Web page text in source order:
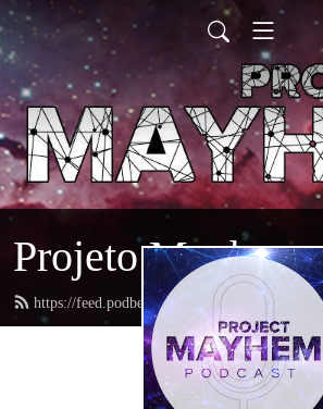
Projeto Mayhem
https://feed.podbean.com/projetomayhem/